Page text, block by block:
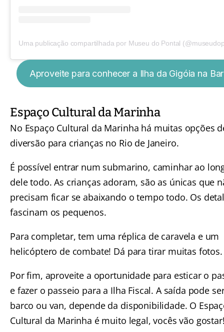
Uma publicação compartilhada por Museu do Pontal
Aproveite para conhecer a Ilha da Gigóia na
Espaço Cultural da Marinha
No Espaço Cultural da Marinha há muitas opções
diversão para crianças no Rio de Janeiro.
É possível entrar num submarino, caminhar ao
dele todo. As crianças adoram, são as únicas que
precisam ficar se abaixando o tempo todo. Os
fascinam os pequenos.
Para completar, tem uma réplica de caravela e um
helicóptero de combate! Dá para tirar muitas fotos.
Por fim, aproveite a oportunidade para esticar o
e fazer o passeio para a Ilha Fiscal. A saída pode
barco ou van, depende da disponibilidade. O
Cultural da Marinha é muito legal, vocês vão